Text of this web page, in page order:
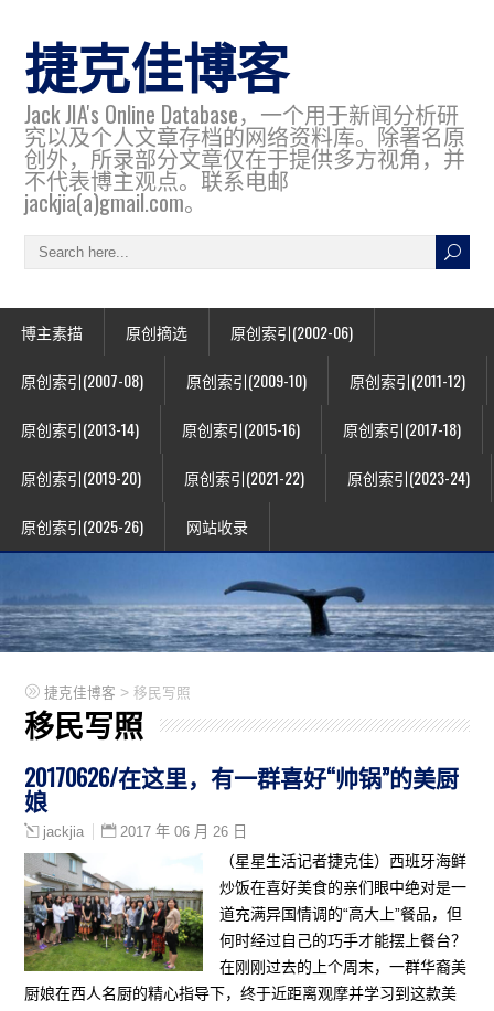
捷克佳博客
Jack JIA's Online Database，一个用于新闻分析研
究以及个人文章存档的网络资料库。除署名原
创外，所录部分文章仅在于提供多方视角，并
不代表博主观点。联系电邮
jackjia(a)gmail.com。
博主素描 原创摘选 原创索引(2002-06)
原创索引(2007-08) 原创索引(2009-10) 原创索引(2011-12)
原创索引(2013-14) 原创索引(2015-16) 原创索引(2017-18)
原创索引(2019-20) 原创索引(2021-22) 原创索引(2023-24)
原创索引(2025-26) 网站收录
捷克佳博客 >移民写照
移民写照
20170626/在这里，有一群喜好“帅锅”的美厨
娘
jackjia 2017 年 06 月 26 日
（星星生活记者捷克佳）西班牙海鲜
炒饭在喜好美食的亲们眼中绝对是一
道充满异国情调的“高大上”餐品，但
何时经过自己的巧手才能摆上餐台？
在刚刚过去的上个周末，一群华裔美
厨娘在西人名厨的精心指导下，终于近距离观摩并学习到这款美